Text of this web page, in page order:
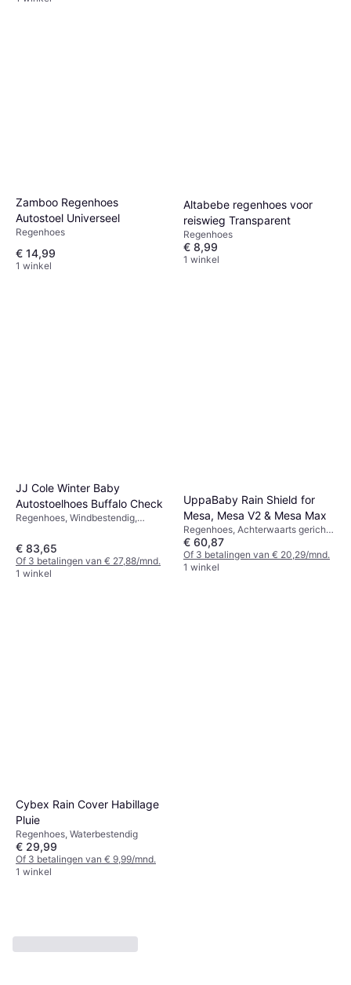
Zamboo Regenhoes
Autostoel Universeel
Regenhoes
€ 14,99
1 winkel
Altabebe regenhoes voor
reiswieg Transparent
Regenhoes
€ 8,99
1 winkel
JJ Cole Winter Baby
Autostoelhoes Buffalo Check
Regenhoes, Windbestendig,
€ 83,65
Of 3 betalingen van € 27,88/mnd.
1 winkel
UppaBaby Rain Shield for
Mesa, Mesa V2 & Mesa Max
Regenhoes, Achterwaarts gerichte
stoelen, Opvouwbaar
€ 60,87
Of 3 betalingen van € 20,29/mnd.
1 winkel
Cybex Rain Cover Habillage
Pluie
Regenhoes, Waterbestendig
€ 29,99
Of 3 betalingen van € 9,99/mnd.
1 winkel